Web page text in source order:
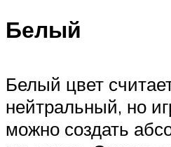
Белый
Белый цвет
нейтральный, но
можно создать